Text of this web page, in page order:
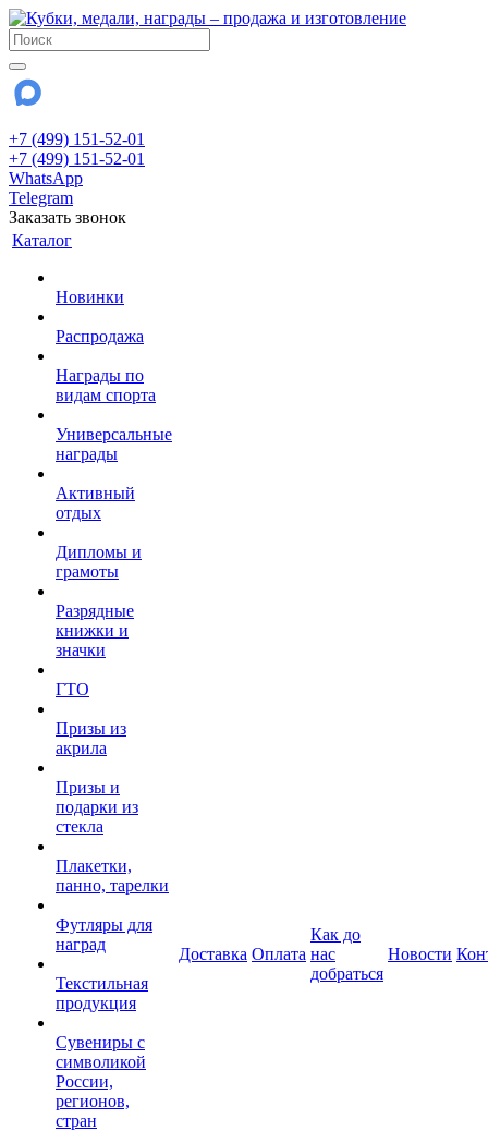
+7 (499) 151-52-01
+7 (499) 151-52-01
WhatsApp
Telegram
Заказать звонок
Каталог
Новинки
Распродажа
Награды по
видам спорта
Универсальные
награды
Активный
отдых
Дипломы и
грамоты
Разрядные
книжки и
значки
ГТО
Призы из
акрила
Призы и
подарки из
стекла
Плакетки,
панно, тарелки
Футляры для
наград
Текстильная
продукция
Сувениры с
символикой
России,
регионов,
стран
Доставка Оплата
Как до
нас
добраться
Новости